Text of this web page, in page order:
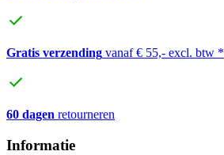
Gratis verzending vanaf € 55,- excl. btw *
60 dagen retourneren
Informatie